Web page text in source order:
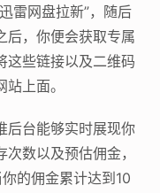
雷网盘拉新”，随后
后，你便会获取专属
这些链接以及二维码
上面。
后台能够实时展现你
数以及预估佣金，
的佣金累计达到10